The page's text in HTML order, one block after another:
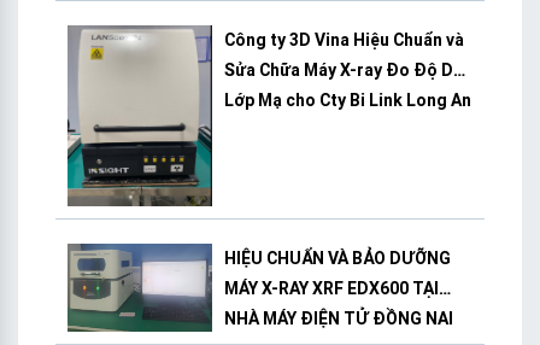
Công ty 3D Vina Hiệu Chuẩn và
Sửa Chữa Máy X-ray Đo Độ Dày
Lớp Mạ cho Cty Bi Link Long An
HIỆU CHUẨN VÀ BẢO DƯỠNG
MÁY X-RAY XRF EDX600 TẠI
NHÀ MÁY ĐIỆN TỬ ĐỒNG NAI